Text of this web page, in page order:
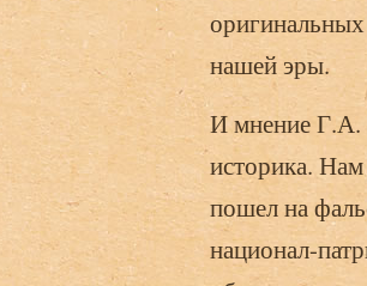
нашей эры.
И мнение Г.А.
историка.
пошел на
национал-